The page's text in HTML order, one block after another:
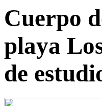
Cuerpo
playa
de